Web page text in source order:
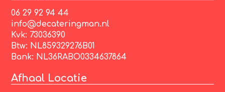
06 29 92 94 44
info@decateringman.nl
Kvk: 73036390
Btw: NL859329276B01
Bank: NL36RABO0334637864
Afhaal Locatie